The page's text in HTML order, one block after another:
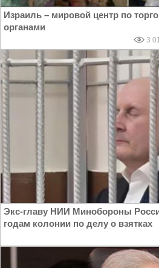
Израиль – мировой центр по
органами
3
Экс-главу НИИ Минобороны
годам колонии по делу о взятках